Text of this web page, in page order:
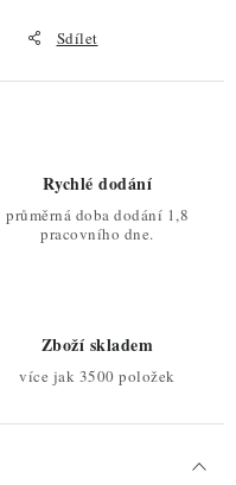
Sdílet
Rychlé dodání
průměrná doba dodání 1,8
pracovního dne.
Zboží skladem
více jak 3500 položek